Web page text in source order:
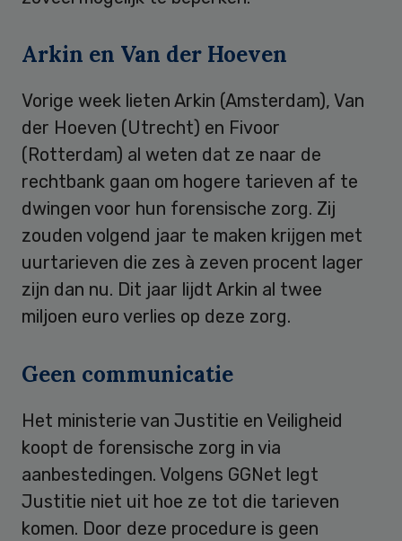
Arkin en Van der Hoeven
Vorige week lieten Arkin (Amsterdam), Van
der Hoeven (Utrecht) en Fivoor
(Rotterdam) al weten dat ze naar de
rechtbank gaan om hogere tarieven af te
dwingen voor hun forensische zorg. Zij
zouden volgend jaar te maken krijgen met
uurtarieven die zes à zeven procent lager
zijn dan nu. Dit jaar lijdt Arkin al twee
miljoen euro verlies op deze zorg.
Geen communicatie
Het ministerie van Justitie en Veiligheid
koopt de forensische zorg in via
aanbestedingen. Volgens GGNet legt
Justitie niet uit hoe ze tot die tarieven
komen. Door deze procedure is geen